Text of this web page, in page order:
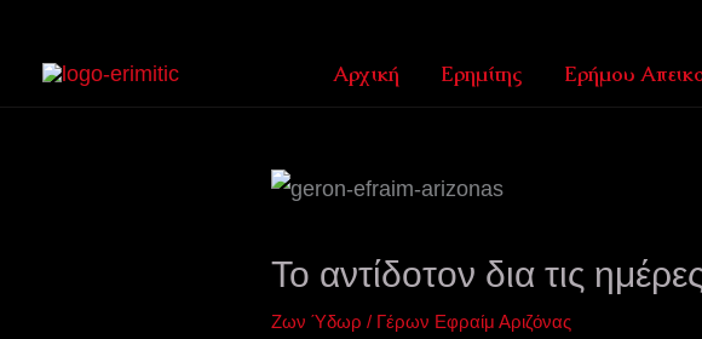
Αρχική Ερημίτης Ερήμου
Το αντίδοτον δια τις
Ζων Ύδωρ / Γέρων Εφραίμ Αριζόνας